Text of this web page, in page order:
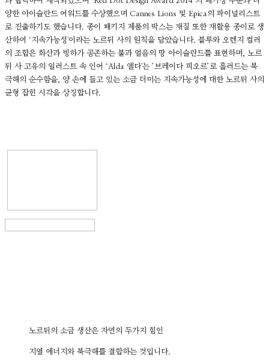
양한 아이슬란드 어워드를 수상했으며 Cannes Lions 및 Epica의 파이널리스트
로 진출하기도 했습니다. 종이 패키지 제품의 박스는 재질 또한 재활용 종이로 생
산하여 ‘지속가능성'이라는 노르뒤 사의 원칙을 담았습니다. 블루와 오렌지 컬러
의 조합은 화산과 빙하가 공존하는 불과 얼음의 땅 아이슬란드를 표현하며, 노르
뒤 사 고유의 일러스트 속 인어 ‘Alda 앨다'는 ’브레이다 피오르’로 흘러드는 북
극해의 순수함을, 양 손에 들고 있는 소금 더미는 지속가능성에 대한 노르뒤 사의
균형 잡힌 시각을 상징합니다.
노르뒤의 소금 생산은 자연의 두가지 힘인
지열 에너지와 북극해를 결합하는 것입니다.